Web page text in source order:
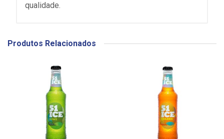
qualidade.
Produtos Relacionados